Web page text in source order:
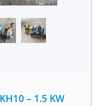
– 1.5 KW